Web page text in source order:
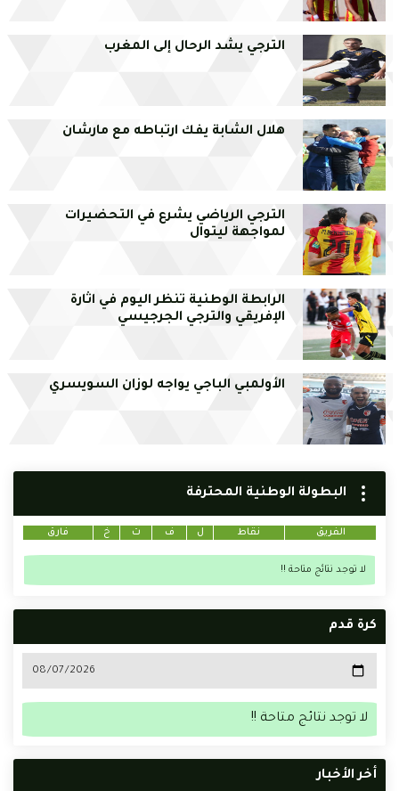
الترجي يشد الرحال إلى المغرب
هلال الشابة يفك ارتباطه مع مارشان
الترجي الرياضي يشرع في التحضيرات
لمواجهة ليتوال
الرابطة الوطنية تنظر اليوم في اثارة
الإفريقي والترجي الجرجيسي
الأولمبي الباجي يواجه لوزان السويسري
البطولة الوطنية المحترفة
الفريق نقاط ل ف ت خ فارق
لا توجد نتائج متاحة !!
كرة قدم
لا توجد نتائج متاحة !!
أخر الأخبار